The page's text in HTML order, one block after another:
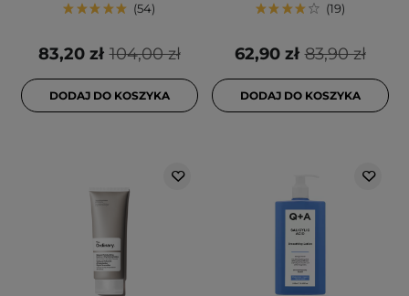
54
104,00 zł
83,20 zł
DODAJ DO KOSZYKA
19
83,90 zł
62,90 zł
DODAJ DO KOSZYKA